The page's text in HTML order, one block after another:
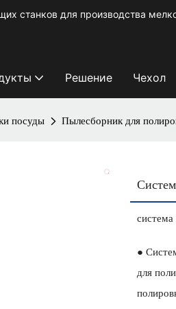
станков для производства
Решение Чехол
посуды Пылесборник для
●
для